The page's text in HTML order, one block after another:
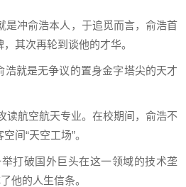
是冲俞浩本人，于追觅而言，俞浩首
其次再轮到谈他的才华。
浩就是无争议的置身金字塔尖的天才
读航空航天专业。在校期间，俞浩不
间“天空工场”。
打破国外巨头在这一领域的技术垄
他的人生信条。